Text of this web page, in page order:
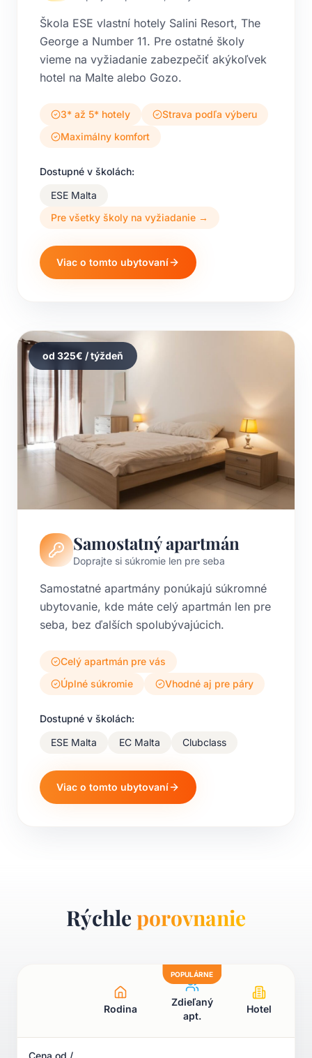
Škola ESE vlastní hotely Salini Resort, The
George a Number 11. Pre ostatné školy
vieme na vyžiadanie zabezpečiť akýkoľvek
hotel na Malte alebo Gozo.
3* až 5* hotely
Strava podľa výberu
Maximálny komfort
Dostupné v školách:
ESE Malta
Pre všetky školy na vyžiadanie →
Viac o tomto ubytovaní
od 325€ / týždeň
Samostatný apartmán
Doprajte si súkromie len pre seba
Samostatné apartmány ponúkajú súkromné
ubytovanie, kde máte celý apartmán len pre
seba, bez ďalších spolubývajúcich.
Celý apartmán pre vás
Úplné súkromie
Vhodné aj pre páry
Dostupné v školách:
ESE Malta
EC Malta Clubclass
Viac o tomto ubytovaní
Rýchle porovnanie
Rodina
POPULÁRNE
Zdieľaný
apt.
Hotel
Cena od /